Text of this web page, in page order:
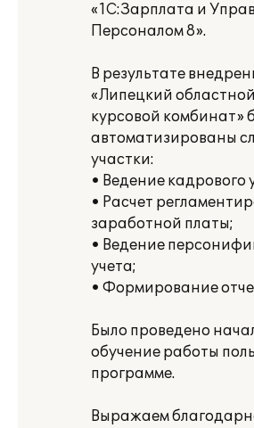
«1С:Зарплата и
Персоналом 8».
В результате
«Липецкий
курсовой комбинат»
автоматизированы
участки:
• Ведение кадрового
• Расчет
заработной платы;
• Ведение
учета;
• Формирование
Было проведено
обучение работы
программе.
Выражаем